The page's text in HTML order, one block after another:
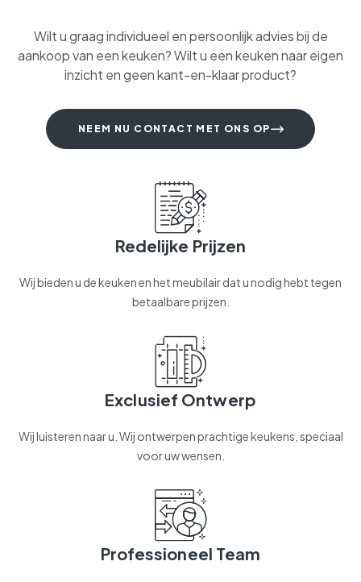
Wilt u graag individueel en persoonlijk advies bij de
aankoop van een keuken? Wilt u een keuken naar eigen
inzicht en geen kant-en-klaar product?
NEEM NU CONTACT MET ONS OP
Redelijke Prijzen
Wij bieden u de keuken en het meubilair dat u nodig hebt tegen
betaalbare prijzen.
Exclusief Ontwerp
Wij luisteren naar u. Wij ontwerpen prachtige keukens, speciaal
voor uw wensen.
Professioneel Team